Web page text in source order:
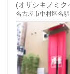
(オザシキノミク
名古屋市中村区名